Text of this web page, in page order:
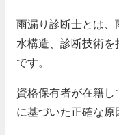
雨漏り診断士とは、
水構造、診断技術を
です。
資格保有者が在籍
に基づいた正確な原